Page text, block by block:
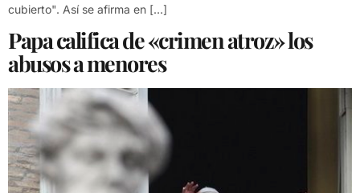
cubierto". Así se afirma en […]
Papa califica de «crimen atroz» los
abusos a menores